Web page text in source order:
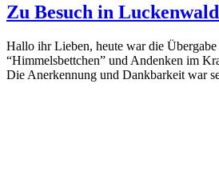
Zu Besuch in
Hallo ihr Lieben, heute war die Übergabe
“Himmelsbettchen” und Andenken im
Die Anerkennung und Dankbarkeit war